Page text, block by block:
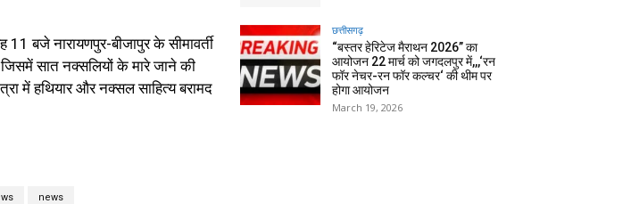
बजे नारायणपुर-बीजापुर के सीमावर्ती
जिसमें सात नक्सलियों के मारे जाने की
में हथियार और नक्सल साहित्य बरामद
news
छत्तीसगढ़
“बस्तर हेरिटेज मैराथन 2026” का
आयोजन 22 मार्च को जगदलपुर में,,,‘रन
फॉर नेचर-रन फॉर कल्चर‘ की थीम पर
होगा आयोजन
March 19, 2026